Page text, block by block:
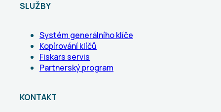
SLUŽBY
Systém generálního klíče
Kopírování klíčů
Fiskars servis
Partnerský program
KONTAKT